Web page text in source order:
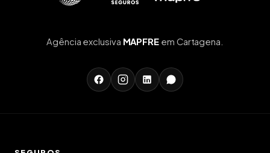
Agência exclusiva MAPFRE em Cartagena.